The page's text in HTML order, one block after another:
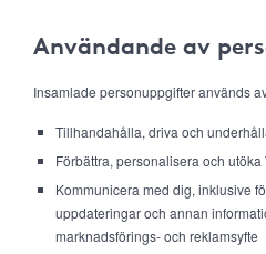
Användande av
Insamlade personuppgifter används
Tillhandahålla, driva och
Förbättra, personalisera och utöka
Kommunicera med dig, inklusive
uppdateringar och annan
marknadsförings- och reklamsyfte